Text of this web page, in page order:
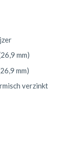
mm)
mm)
verzinkt